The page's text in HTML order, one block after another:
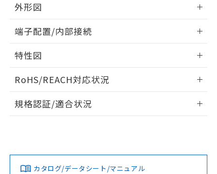
外形図
外形図
端子配置/内部接続
端子配置/内部接続
特性図
電気的寿命曲線
RoHS/REACH対応状況
EU RoHS 注意事項・凡例
対応済み
規格認証/適合状況
カタログ/データシート/マニュアル
欄に対応日を記載しておりました。
既に当社にて対応品への在庫切替を完了
していることから、特段のことがない限
り、2022年1月12日より割愛しておりま
す。